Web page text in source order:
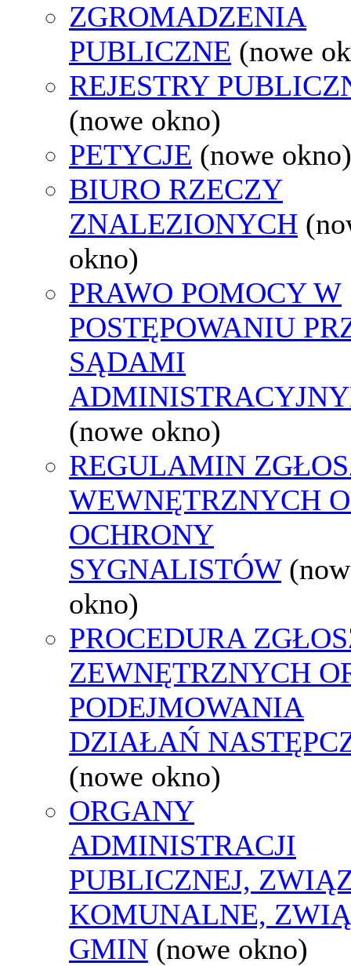
ZGROMADZENIA
PUBLICZNE (nowe
REJESTRY
(nowe okno)
PETYCJE (nowe okno)
BIURO RZECZY
ZNALEZIONYCH
okno)
PRAWO POMOCY W
POSTĘPOWANIU
SĄDAMI
(nowe okno)
REGULAMIN
WEWNĘTRZNYCH
OCHRONY
SYGNALISTÓW
okno)
PROCEDURA
ZEWNĘTRZNYCH
PODEJMOWANIA
DZIAŁAŃ
(nowe okno)
ORGANY
ADMINISTRACJI
PUBLICZNEJ,
KOMUNALNE,
GMIN (nowe okno)